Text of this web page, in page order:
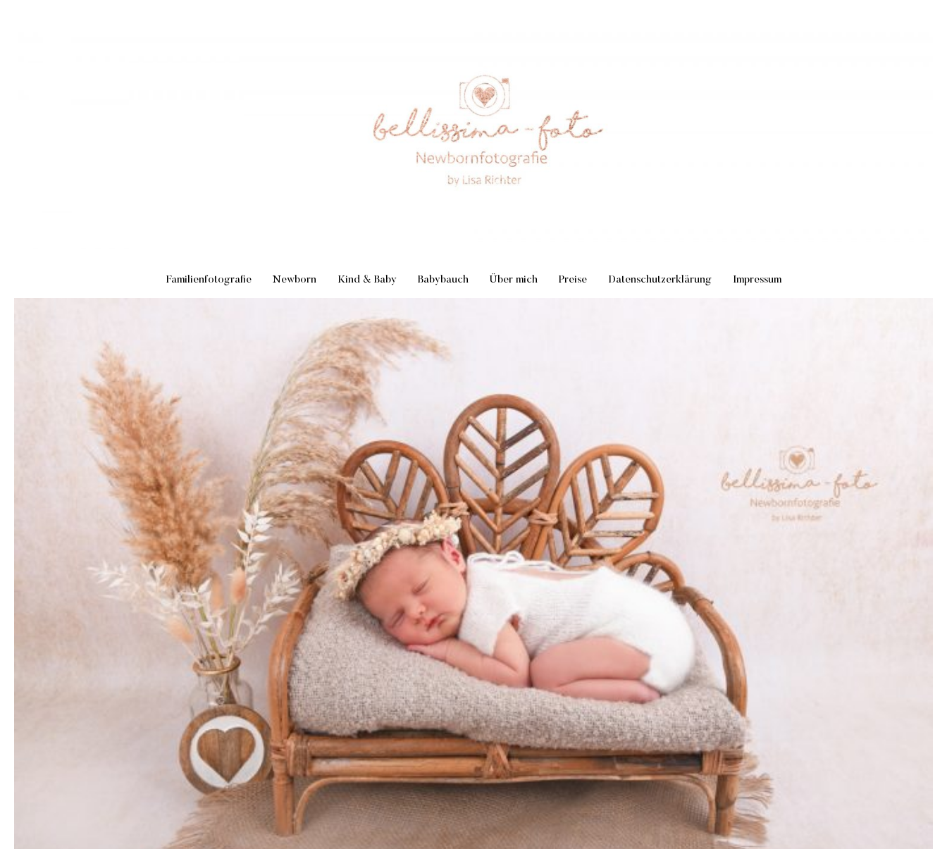
Familienfotografie Newborn Kind & Baby Babybauch Über mich Preise Datenschutzerklärung Impressum